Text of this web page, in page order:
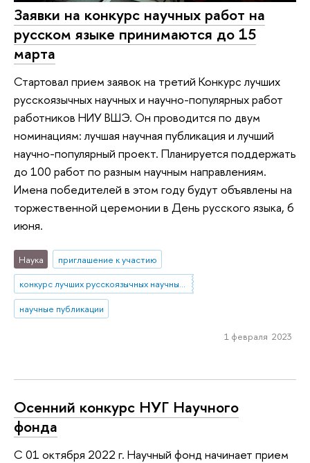
Заявки на конкурс научных работ на
русском языке принимаются до 15
марта
Стартовал прием заявок на третий Конкурс лучших
русскоязычных научных и научно-популярных работ
работников НИУ ВШЭ. Он проводится по двум
номинациям: лучшая научная публикация и лучший
научно-популярный проект. Планируется поддержать
до 100 работ по разным научным направлениям.
Имена победителей в этом году будут объявлены на
торжественной церемонии в День русского языка, 6
июня.
Наука
приглашение к участию
конкурс лучших русскоязычных научных работ
научные публикации
1 февраля 2023
Осенний конкурс НУГ Научного
фонда
С 01 октября 2022 г. Научный фонд начинает прием